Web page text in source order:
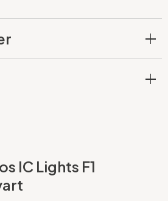
IC Lights F1